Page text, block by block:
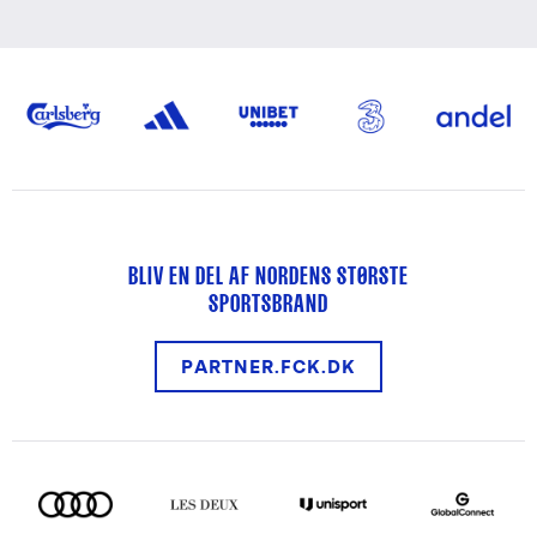
BLIV EN DEL AF NORDENS STØRSTE
SPORTSBRAND
PARTNER.FCK.DK